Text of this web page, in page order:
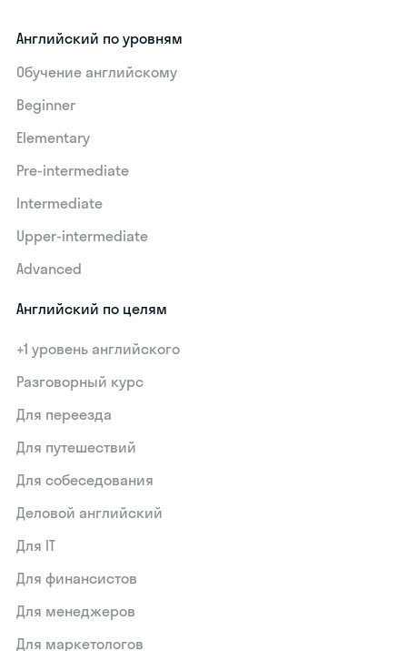
Английский по уровням
Обучение английскому
Beginner
Elementary
Pre-intermediate
Intermediate
Upper-intermediate
Advanced
Английский по целям
+1 уровень английского
Разговорный курс
Для переезда
Для путешествий
Для собеседования
Деловой английский
Для IT
Для финансистов
Для менеджеров
Для маркетологов